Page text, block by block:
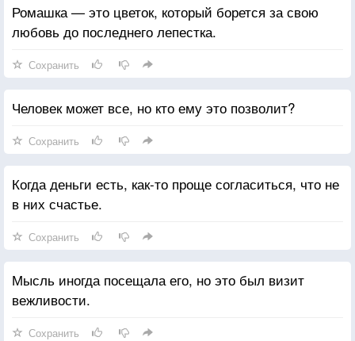
Ромашка — это цветок, который борется за свою
любовь до последнего лепестка.
Сохранить
Человек может все, но кто ему это позволит?
Сохранить
Когда деньги есть, как-то проще согласиться, что не
в них счастье.
Сохранить
Мысль иногда посещала его, но это был визит
вежливости.
Сохранить